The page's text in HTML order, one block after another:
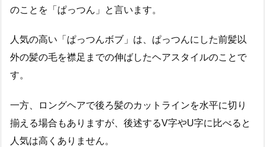
のことを「ぱっつん」と言います。
人気の高い「ぱっつんボブ」は、ぱっつんにした前髪以
外の髪の毛を襟足までの伸ばしたヘアスタイルのことで
す。
一方、ロングヘアで後ろ髪のカットラインを水平に切り
揃える場合もありますが、後述するV字やU字に比べると
人気は高くありません。